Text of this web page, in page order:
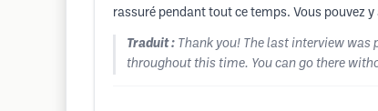
rassuré pendant tout ce temps. Vous pouvez
Traduit : Thank you! The last interview was
throughout this time. You can go there